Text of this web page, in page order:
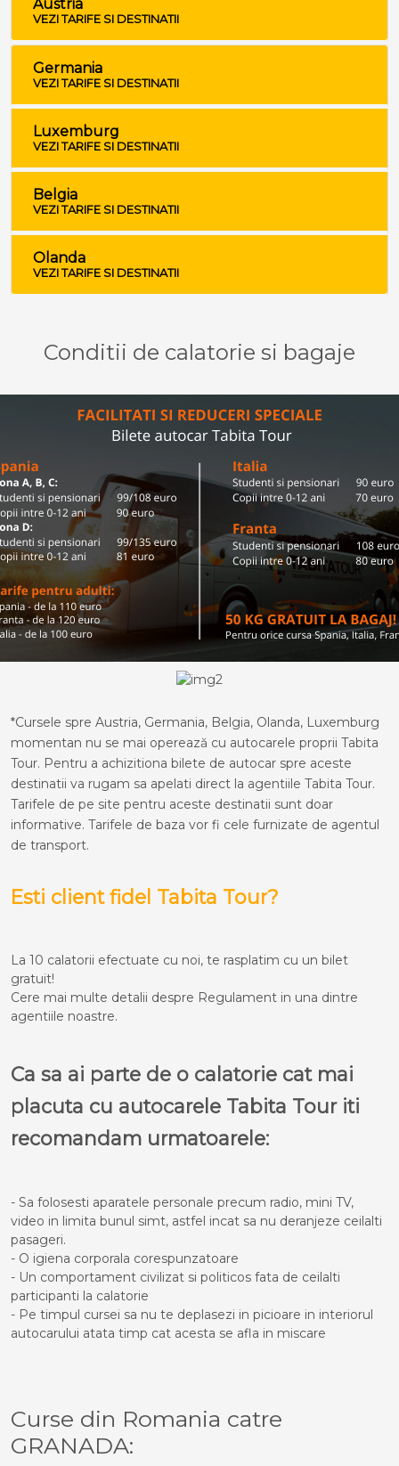
Austria
VEZI TARIFE SI DESTINATII
Germania
VEZI TARIFE SI DESTINATII
Luxemburg
VEZI TARIFE SI DESTINATII
Belgia
VEZI TARIFE SI DESTINATII
Olanda
VEZI TARIFE SI DESTINATII
Conditii de calatorie si bagaje
*Cursele spre Austria, Germania, Belgia, Olanda, Luxemburg
momentan nu se mai operează cu autocarele proprii Tabita
Tour. Pentru a achizitiona bilete de autocar spre aceste
destinatii va rugam sa apelati direct la agentiile Tabita Tour.
Tarifele de pe site pentru aceste destinatii sunt doar
informative. Tarifele de baza vor fi cele furnizate de agentul
de transport.
Esti client fidel Tabita Tour?
La 10 calatorii efectuate cu noi, te rasplatim cu un bilet
gratuit!
Cere mai multe detalii despre Regulament in una dintre
agentiile noastre.
Ca sa ai parte de o calatorie cat mai
placuta cu autocarele Tabita Tour iti
recomandam urmatoarele:
- Sa folosesti aparatele personale precum radio, mini TV,
video in limita bunul simt, astfel incat sa nu deranjeze ceilalti
pasageri.
- O igiena corporala corespunzatoare
- Un comportament civilizat si politicos fata de ceilalti
participanti la calatorie
- Pe timpul cursei sa nu te deplasezi in picioare in interiorul
autocarului atata timp cat acesta se afla in miscare
Curse din Romania catre
GRANADA: